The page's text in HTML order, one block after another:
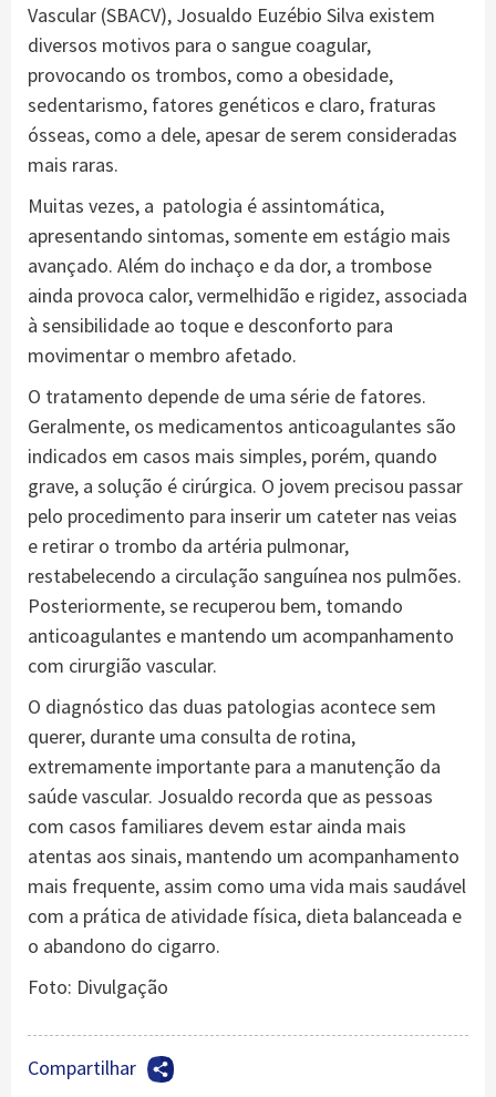
Vascular (SBACV), Josualdo Euzébio Silva existem
diversos motivos para o sangue coagular,
provocando os trombos, como a obesidade,
sedentarismo, fatores genéticos e claro, fraturas
ósseas, como a dele, apesar de serem consideradas
mais raras.
Muitas vezes, a patologia é assintomática,
apresentando sintomas, somente em estágio mais
avançado. Além do inchaço e da dor, a trombose
ainda provoca calor, vermelhidão e rigidez, associada
à sensibilidade ao toque e desconforto para
movimentar o membro afetado.
O tratamento depende de uma série de fatores.
Geralmente, os medicamentos anticoagulantes são
indicados em casos mais simples, porém, quando
grave, a solução é cirúrgica. O jovem precisou passar
pelo procedimento para inserir um cateter nas veias
e retirar o trombo da artéria pulmonar,
restabelecendo a circulação sanguínea nos pulmões.
Posteriormente, se recuperou bem, tomando
anticoagulantes e mantendo um acompanhamento
com cirurgião vascular.
O diagnóstico das duas patologias acontece sem
querer, durante uma consulta de rotina,
extremamente importante para a manutenção da
saúde vascular. Josualdo recorda que as pessoas
com casos familiares devem estar ainda mais
atentas aos sinais, mantendo um acompanhamento
mais frequente, assim como uma vida mais saudável
com a prática de atividade física, dieta balanceada e
o abandono do cigarro.
Foto: Divulgação
Compartilhar